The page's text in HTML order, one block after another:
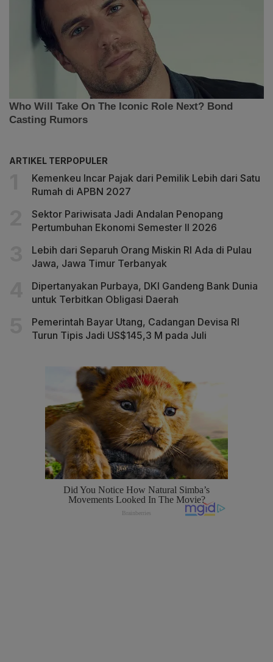
ARTIKEL TERPOPULER
Kemenkeu Incar Pajak dari Pemilik Lebih dari Satu
Rumah di APBN 2027
Sektor Pariwisata Jadi Andalan Penopang
Pertumbuhan Ekonomi Semester II 2026
Lebih dari Separuh Orang Miskin RI Ada di Pulau
Jawa, Jawa Timur Terbanyak
Dipertanyakan Purbaya, DKI Gandeng Bank Dunia
untuk Terbitkan Obligasi Daerah
Pemerintah Bayar Utang, Cadangan Devisa RI
Turun Tipis Jadi US$145,3 M pada Juli